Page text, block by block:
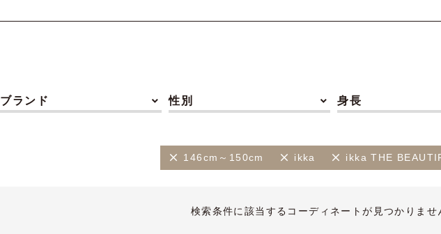
ブランド 性別 身長
146cm～150cm ikka ikka THE
検索条件に該当するコーディネートが見つかりま